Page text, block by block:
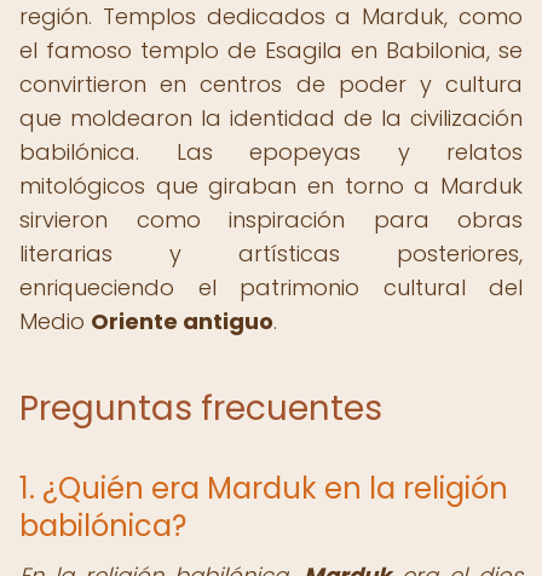
región. Templos dedicados a Marduk, como
el famoso templo de Esagila en Babilonia, se
convirtieron en centros de poder y cultura
que moldearon la identidad de la civilización
babilónica. Las epopeyas y relatos
mitológicos que giraban en torno a Marduk
sirvieron como inspiración para obras
literarias y artísticas posteriores,
enriqueciendo el patrimonio cultural del
Medio Oriente antiguo.
Preguntas frecuentes
1. ¿Quién era Marduk en la religión
babilónica?